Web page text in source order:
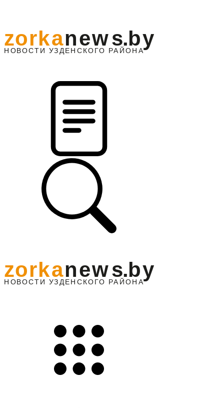
НО ВОСТИ УЗДЕНС КО ГО РАЙОНА
zorkanews.by